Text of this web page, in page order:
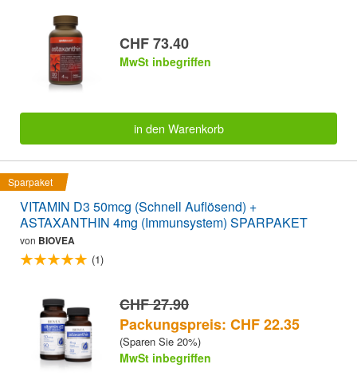
CHF 73.40
MwSt inbegriffen
in den Warenkorb
Sparpaket
VITAMIN D3 50mcg (Schnell Auflösend) +
ASTAXANTHIN 4mg (Immunsystem) SPARPAKET
von BIOVEA
(1)
CHF 27.90
Packungspreis: CHF 22.35
(Sparen Sie 20%)
MwSt inbegriffen